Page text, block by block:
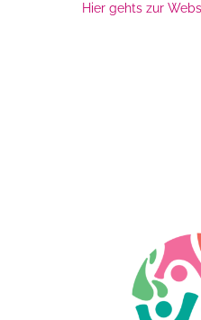
Hier gehts zur